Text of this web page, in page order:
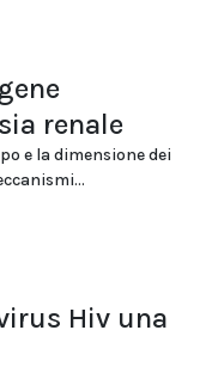
renale
e la dimensione dei
Hiv una